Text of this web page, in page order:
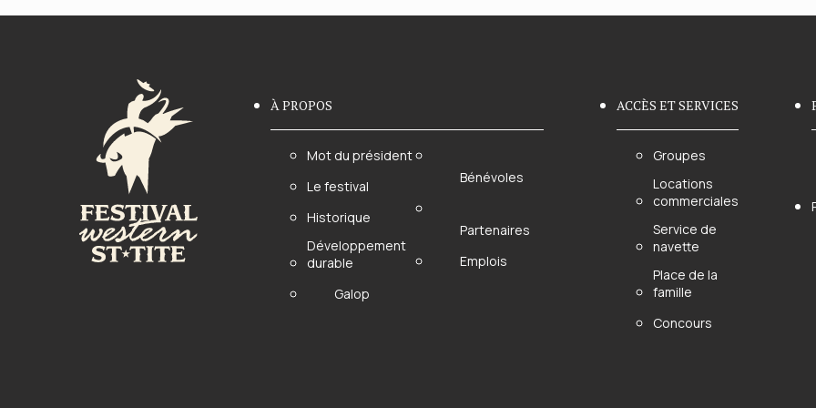
34.99$.20.99$.
79.99$.
À PROPOS
Mot du président
Le festival
Historique
Développement
durable
Galop
Bénévoles
Partenaires
Emplois
ACCÈS ET SERVICES
Groupes
Locations
commerciales
Service de
navette
Place de la
famille
Concours